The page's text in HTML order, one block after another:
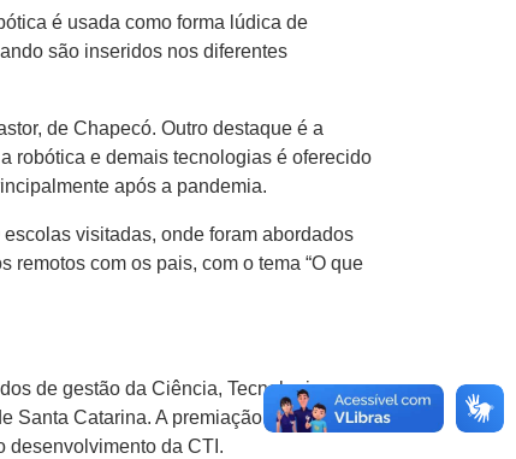
é usada como forma lúdica de
são inseridos nos diferentes
de Chapecó. Outro destaque é a
robótica e demais tecnologias é oferecido
após a pandemia.
visitadas, onde foram abordados
remotos com os pais, com o tema “O que
de gestão da Ciência, Tecnologia e
Santa Catarina. A premiação
desenvolvimento da CTI.